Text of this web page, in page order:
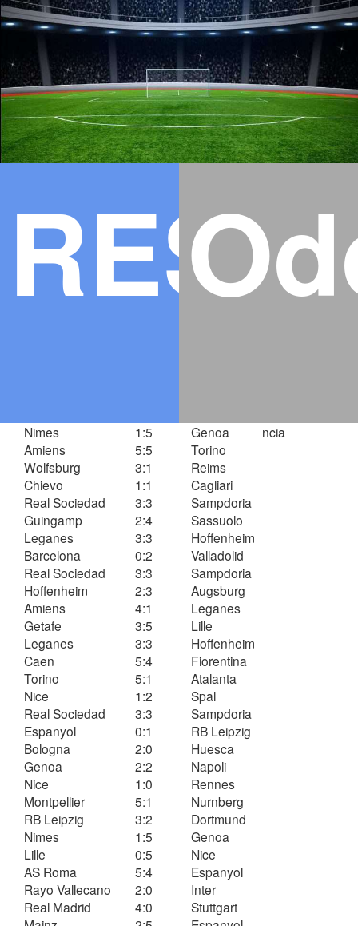
Nimes 1:5 Genoa
ncia
Amiens
5:5
Torino
Wolfsburg
3:1
Reims
Chievo
1:1
Cagliari
Real Sociedad
3:3
Sampdoria
Guingamp
2:4
Sassuolo
Leganes
3:3
Hoffenheim
Barcelona
0:2
Valladolid
Real Sociedad
3:3
Sampdoria
Hoffenheim
2:3
Augsburg
Amiens
4:1
Leganes
Getafe
3:5
Lille
Leganes
3:3
Hoffenheim
Caen
5:4
Fiorentina
Torino
5:1
Atalanta
Nice
1:2
Spal
Real Sociedad
3:3
Sampdoria
Espanyol
0:1
RB Leipzig
Bologna
2:0
Huesca
Genoa
2:2
Napoli
Nice
1:0
Rennes
Montpellier
5:1
Nurnberg
RB Leipzig
3:2
Dortmund
Nimes
1:5
Genoa
Lille
0:5
Nice
AS Roma
5:4
Espanyol
Rayo Vallecano
2:0
Inter
Real Madrid
4:0
Stuttgart